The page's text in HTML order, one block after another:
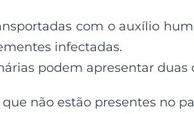
com o auxílio
infectadas.
podem apresentar duas
não estão presentes no